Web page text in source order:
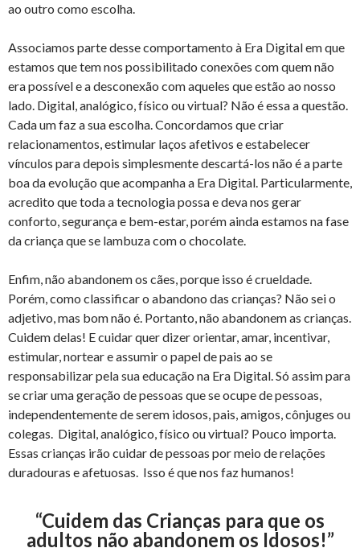
ao outro como escolha.
Associamos parte desse comportamento à Era Digital em que
estamos que tem nos possibilitado conexões com quem não
era possível e a desconexão com aqueles que estão ao nosso
lado. Digital, analógico, físico ou virtual? Não é essa a questão.
Cada um faz a sua escolha. Concordamos que criar
relacionamentos, estimular laços afetivos e estabelecer
vínculos para depois simplesmente descartá-los não é a parte
boa da evolução que acompanha a Era Digital. Particularmente,
acredito que toda a tecnologia possa e deva nos gerar
conforto, segurança e bem-estar, porém ainda estamos na fase
da criança que se lambuza com o chocolate.
Enfim, não abandonem os cães, porque isso é crueldade.
Porém, como classificar o abandono das crianças? Não sei o
adjetivo, mas bom não é. Portanto, não abandonem as crianças.
Cuidem delas! E cuidar quer dizer orientar, amar, incentivar,
estimular, nortear e assumir o papel de pais ao se
responsabilizar pela sua educação na Era Digital. Só assim para
se criar uma geração de pessoas que se ocupe de pessoas,
independentemente de serem idosos, pais, amigos, cônjuges ou
colegas. Digital, analógico, físico ou virtual? Pouco importa.
Essas crianças irão cuidar de pessoas por meio de relações
duradouras e afetuosas. Isso é que nos faz humanos!
“Cuidem das Crianças para que os
adultos não abandonem os Idosos!”